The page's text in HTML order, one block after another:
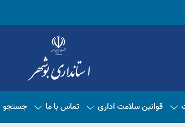
قوانین سلامت اداری تماس با ما جستجو